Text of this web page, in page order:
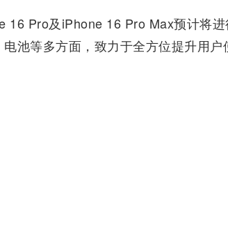
16 Pro及iPhone 16 Pro Max预计将
池等多方面，致力于全方位提升用户